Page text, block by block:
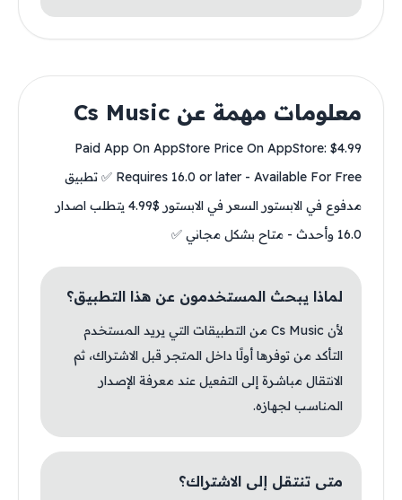
معلومات مهمة عن Cs Music
Paid App On AppStore Price On AppStore: $4.99
Requires 16.0 or later - Available For Free ✅ تطبيق
مدفوع في الابستور السعر في الابستور $4.99 يتطلب اصدار
16.0 وأحدث - متاح بشكل مجاني ✅
لماذا يبحث المستخدمون عن هذا التطبيق؟
لأن Cs Music من التطبيقات التي يريد المستخدم
التأكد من توفرها أولًا داخل المتجر قبل الاشتراك، ثم
الانتقال مباشرة إلى التفعيل عند معرفة الإصدار
المناسب لجهازه.
متى تنتقل إلى الاشتراك؟